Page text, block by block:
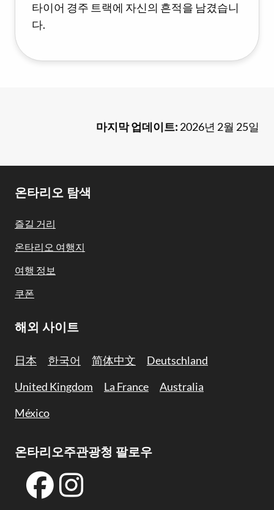
타이어 경주 트랙에 자신의 흔적을 남겼습니
다.
마지막 업데이트: 2026년 2월 25일
Footer
Navigation
온타리오 탐색
즐길 거리
온타리오 여행지
여행 정보
쿠폰
해외 사이트
日本 한국어 简体中文
Deutschland
United Kingdom
La France
Australia
México
온타리오주관광청 팔로우